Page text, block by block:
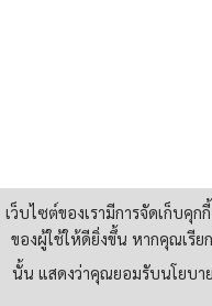
65/1 ถ
เขต วั
Tel : 02
เว็บไซต์ของเรามีการจัดเก็บคุ
ของผู้ใช้ให้ดียิ่งขึ้น หากคุณเรีย
นั้น แสดงว่าคุณยอมรับนโยบาย